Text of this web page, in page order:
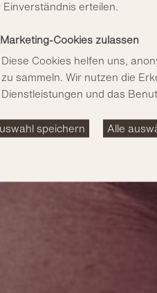
Einverständnis erteilen.
Marketing-Cookies zulassen
Diese Cookies helfen uns,
zu sammeln. Wir nutzen die
Dienstleistungen und das
speichern Alle